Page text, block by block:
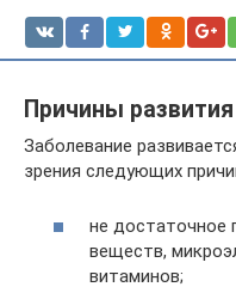
Причины
Заболевание
зрения следующих
не достаточное
веществ,
витаминов;